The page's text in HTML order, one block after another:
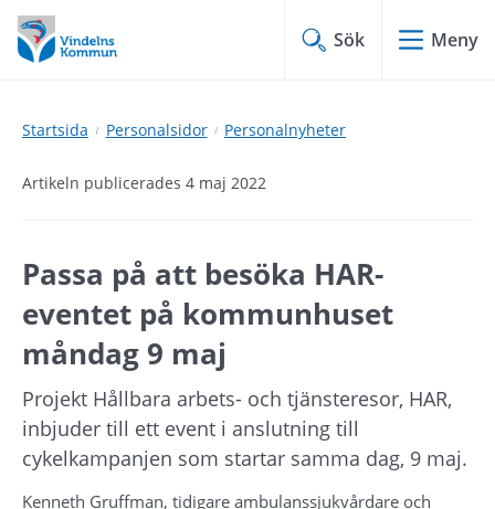
Hoppa
till
innehåll
Hoppa
till
undermeny
Sök Meny
Startsida Personalsidor Personalnyheter
Artikeln publicerades 4 maj 2022
Passa på att besöka HAR-
eventet på kommunhuset
måndag 9 maj
Projekt Hållbara arbets- och tjänsteresor, HAR,
inbjuder till ett event i anslutning till
cykelkampanjen som startar samma dag, 9 maj.
Kenneth Gruffman, tidigare ambulanssjukvårdare och